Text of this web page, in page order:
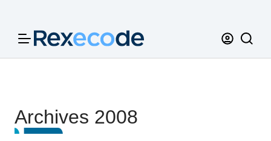
Archives 2008